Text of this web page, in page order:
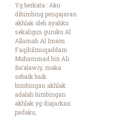
Yg berkata : Aku
dibimbing pengajaran
akhlak oleh ayahku
sekaligus guruku Al
Allamah Al Imam
Faqihilmuqaddam
Muhammad bin Ali
Ba’alawiy, maka
sebaik baik
bimbingan akhlak
adalah bimbingan
akhlak yg diajarkan
padaku,